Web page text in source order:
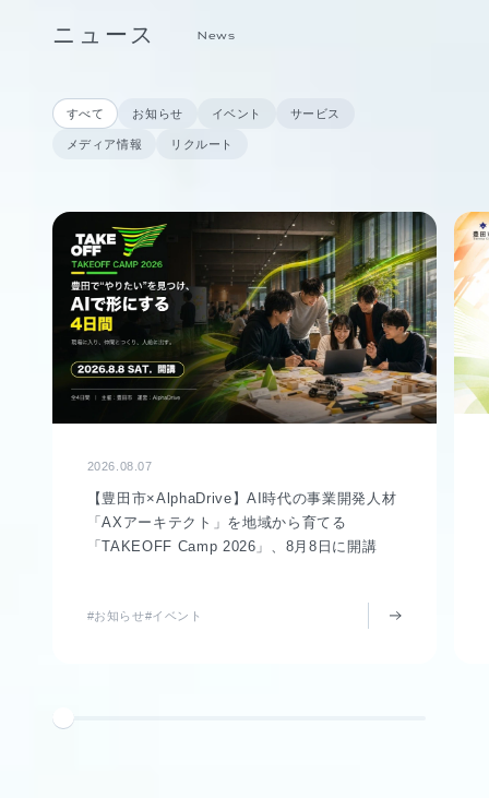
ニュース News
すべて お知らせ イベント サービス
メディア情報 リクルート
2026.08.07
【豊田市×AlphaDrive】AI時代の事業開発人材
「AXアーキテクト」を地域から育てる
「TAKEOFF Camp 2026」、8月8日に開講
#お知らせ#イベント